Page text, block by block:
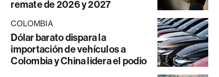
remate de 2026 y 2027
COLOMBIA
Dólar barato dispara la
importación de vehículos a
Colombia y China lidera el podio